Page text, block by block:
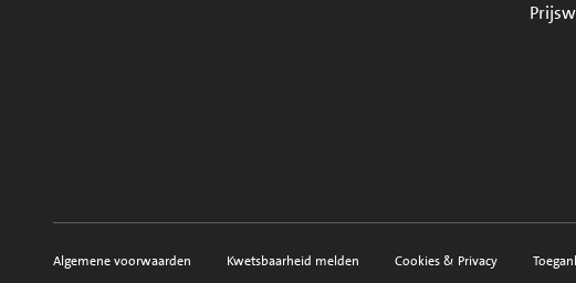
Voorwaarden, privacy en sitemap
Algemene voorwaarden Kwetsbaarheid melden Cookies & Privacy